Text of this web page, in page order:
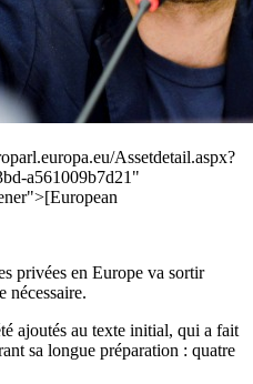
Assetdetail.aspx?
a561009b7d21"
privées en Europe va sortir
nécessaire.
ajoutés au texte initial, qui a fait
sa longue préparation : quatre